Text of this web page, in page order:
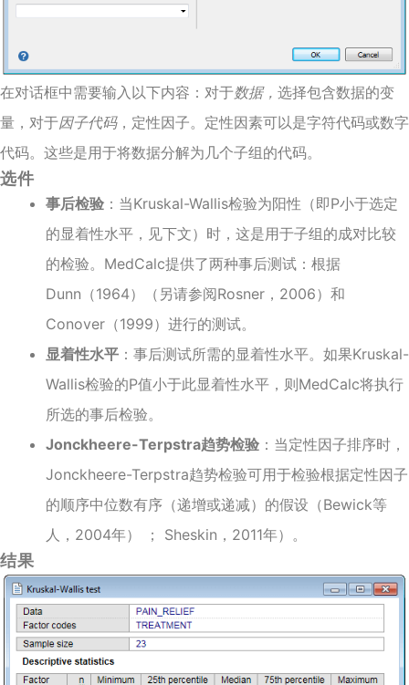
在对话框中需要输入以下内容：对于数据， 选择包含数据的变
量，对于因子代码，定性因子。定性因素可以是字符代码或数字
代码。这些是用于将数据分解为几个子组的代码。
选件
事后检验 ：当Kruskal-Wallis检验为阳性（即P小于选定
的显着性水平，见下文）时，这是用于子组的成对比较
的检验。MedCalc提供了两种事后测试：根据
Dunn（1964）（另请参阅Rosner，2006）和
Conover（1999）进行的测试。
显着性水平 ：事后测试所需的显着性水平。如果Kruskal-
Wallis检验的P值小于此显着性水平，则MedCalc将执行
所选的事后检验。
Jonckheere-Terpstra趋势检验 ：当定性因子排序时，
Jonckheere-Terpstra趋势检验可用于检验根据定性因子
的顺序中位数有序（递增或递减）的假设（Bewick等
人，2004年） ； Sheskin，2011年）。
结果